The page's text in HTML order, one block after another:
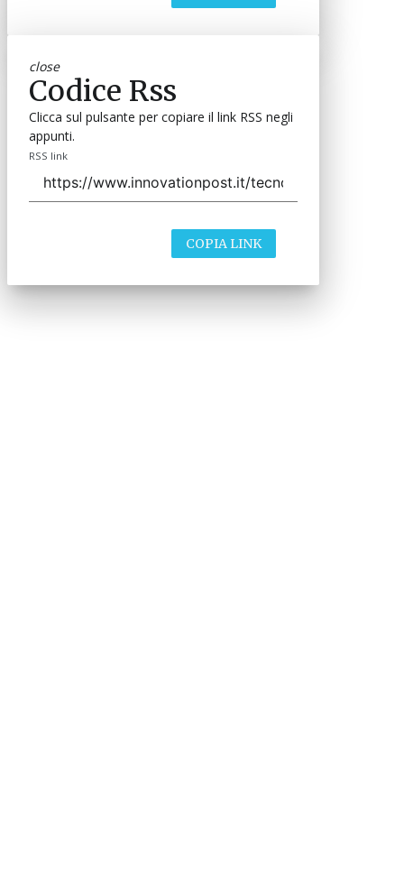
close
Codice Rss
Clicca sul pulsante per copiare il link RSS negli
appunti.
RSS link
COPIA LINK